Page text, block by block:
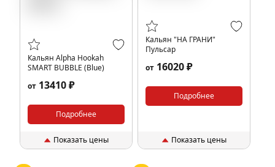
Кальян Alpha Hookah
SMART BUBBLE (Blue)
от 13410 ₽
Подробнее
Показать цены
Кальян "НА ГРАНИ"
Пульсар
от 16020 ₽
Подробнее
Показать цены